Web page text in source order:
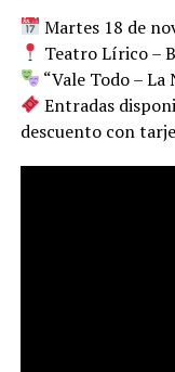
Martes 18 de
Teatro Lírico –
“Vale Todo – La
Entradas
descuento con